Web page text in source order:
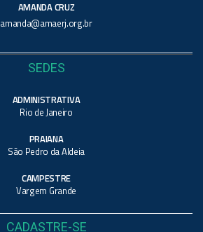
AMANDA CRUZ
amanda@amaerj.org.br
SEDES
ADMINISTRATIVA
Rio de Janeiro
PRAIANA
São Pedro da Aldeia
CAMPESTRE
Vargem Grande
CADASTRE-SE